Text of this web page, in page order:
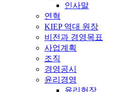
인사말
연혁
KIEP 역대 원장
비전과 경영목표
사업계획
조직
경영공시
윤리경영
윤리헌장